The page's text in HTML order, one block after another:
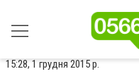
15:28, 1 грудня 2015 р.